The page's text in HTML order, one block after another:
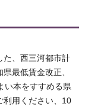
た、西三河都市計
最低賃金改正、
い本をすすめる県
利用ください、10